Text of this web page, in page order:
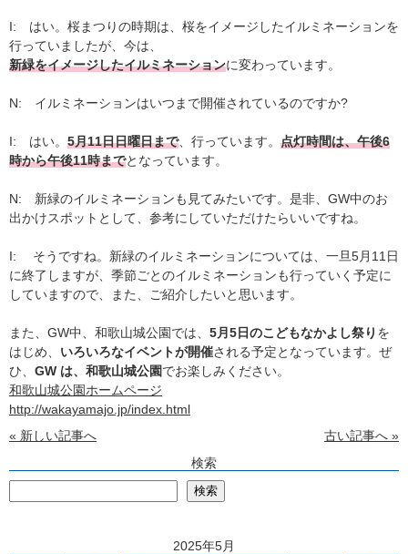
I: はい。桜まつりの時期は、桜をイメージしたイルミネーションを
行っていましたが、今は、
新緑をイメージしたイルミネーションに変わっています。
N: イルミネーションはいつまで開催されているのですか?
I: はい。 5月11日日曜日まで、行っています。 点灯時間は、午後6
時から午後11時までとなっています。
N: 新緑のイルミネーションも見てみたいです。是非、GW中のお
出かけスポットとして、参考にしていただけたらいいですね。
I: そうですね。新緑のイルミネーションについては、一旦5月11日
に終了しますが、季節ごとのイルミネーションも行っていく予定に
していますので、また、ご紹介したいと思います。
また、GW中、和歌山城公園では、 5月5日のこどもなかよし祭り を
はじめ、 いろいろなイベントが開催される予定となっています。ぜ
ひ、 GW は、和歌山城公園でお楽しみください。
和歌山城公園ホームページ
http://wakayamajo.jp/index.html
« 新しい記事へ
古い記事へ »
検索
検索
2025年5月